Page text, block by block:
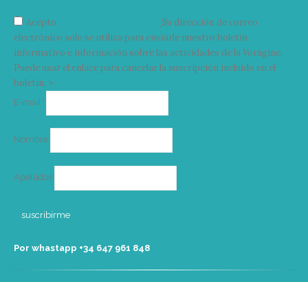
Acepto
Su dirección de correo
electrónico solo se utiliza para enviarle nuestro boletín
informativo e información sobre las actividades de la Vorágine.
Puede usar el enlace para cancelar la suscripción incluido en el
boletín. >
E-mail*
Nombre
Apellidos
Por whastapp +34 ‭647 961 848‬